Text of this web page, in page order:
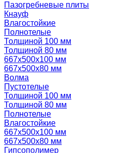
Пазогребневые плиты
Кнауф
Влагостойкие
Полнотелые
Толщиной 100 мм
Толщиной 80 мм
667х500х100 мм
667х500х80 мм
Волма
Пустотелые
Толщиной 100 мм
Толщиной 80 мм
Полнотелые
Влагостойкие
667х500х100 мм
667х500х80 мм
Гипсополимер